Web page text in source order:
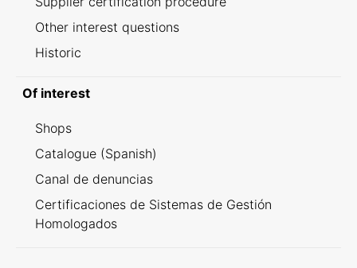
Other interest questions
Historic
Of interest
Shops
Catalogue (Spanish)
Canal de denuncias
Certificaciones de Sistemas de Gestión
Homologados